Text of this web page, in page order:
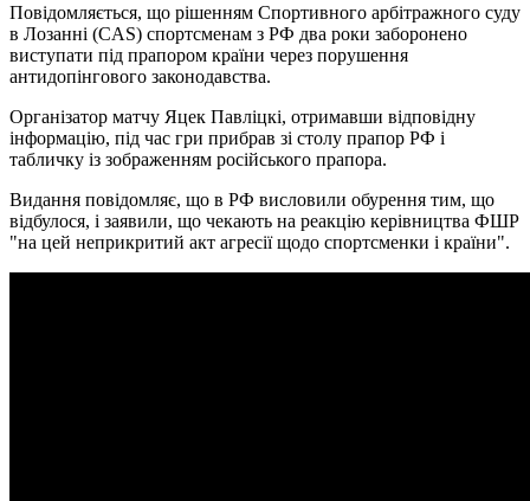
Повідомляється, що рішенням Спортивного арбітражного суду
в Лозанні (CAS) спортсменам з РФ два роки заборонено
виступати під прапором країни через порушення
антидопінгового законодавства.
Організатор матчу Яцек Павліцкі, отримавши відповідну
інформацію, під час гри прибрав зі столу прапор РФ і
табличку із зображенням російського прапора.
Видання повідомляє, що в РФ висловили обурення тим, що
відбулося, і заявили, що чекають на реакцію керівництва ФШР
"на цей неприкритий акт агресії щодо спортсменки і країни".